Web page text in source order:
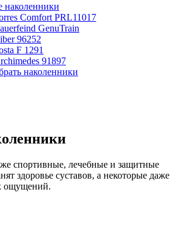
наколенники
Comfort PRL11017
GenuTrain
96252
F 1291
91897
наколенники
спортивные, лечебные и защитные
здоровье суставов, а некоторые даже
ощущений.